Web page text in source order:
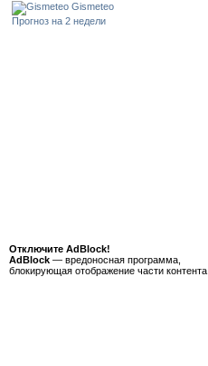
Gismeteo
Прогноз на 2 недели
Отключите AdBlock!
AdBlock — вредоносная программа,
блокирующая отображение части контента.